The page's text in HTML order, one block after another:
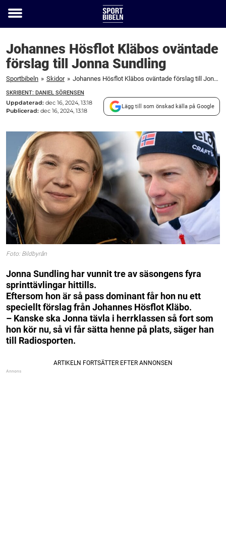
Toggle
Johannes Hösflot Kläbos oväntade
förslag till Jonna Sundling
Sportbibeln » Skidor » Johannes Hösflot Kläbos oväntade förslag till Jonna Sundling
SKRIBENT: DANIEL SÖRENSEN
Uppdaterad: dec 16, 2024, 13:18
Publicerad: dec 16, 2024, 13:18
Lägg till som önskad källa på Google
Foto: Bildbyrån
Jonna Sundling har vunnit tre av säsongens fyra
sprinttävlingar hittills.
Eftersom hon är så pass dominant får hon nu ett
speciellt förslag från Johannes Hösflot Kläbo.
– Kanske ska Jonna tävla i herrklassen så fort som
hon kör nu, så vi får sätta henne på plats, säger han
till Radiosporten.